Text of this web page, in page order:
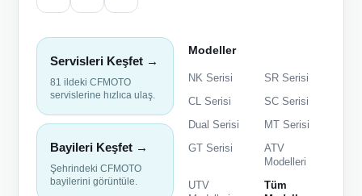
Servisleri Keşfet →
81 ildeki CFMOTO
servislerine hızlıca ulaş.
Bayileri Keşfet →
Şehrindeki CFMOTO
bayilerini görüntüle.
Modeller
NK Serisi
SR Serisi
CL Serisi
SC Serisi
Dual Serisi
MT Serisi
GT Serisi
ATV
Modelleri
UTV
Tüm